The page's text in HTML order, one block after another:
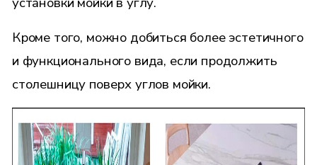
Кроме того, можно добиться более эстетичного
и функционального вида, если продолжить
столешницу поверх углов мойки.